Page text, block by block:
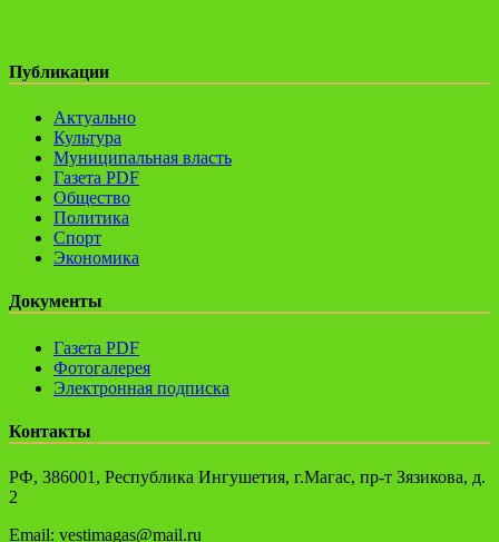
Публикации
Актуально
Культура
Муниципальная власть
Газета PDF
Общество
Политика
Спорт
Экономика
Документы
Газета PDF
Фотогалерея
Электронная подписка
Контакты
РФ, 386001, Республика Ингушетия, г.Магас, пр-т Зязикова, д.
2
Email: vestimagas@mail.ru